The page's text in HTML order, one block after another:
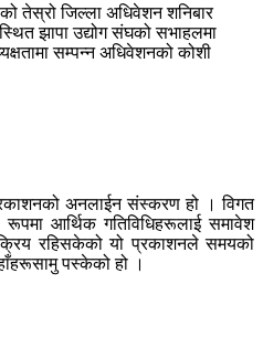
तेस्रो जिल्ला अधिवेशन शनिबार
झापा उद्योग संघको सभाहलमा
सम्पन्न अधिवेशनको कोशी
अनलाईन संस्करण हो । विगत
आर्थिक गतिविधिहरूलाई समावेश
रहिसकेको यो प्रकाशनले समयको
पस्केको हो ।